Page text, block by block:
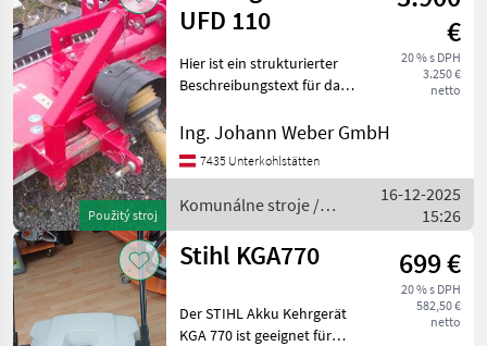
Použitý stroj
UFD 110
€
20 % s DPH
3.250 €
netto
Hier ist ein strukturierter
Beschreibungstext für das
**Produktbeschreibung:
Sonstige Kommunalgerät**
**Marke:** Sonstige
Ing. Johann Weber GmbH
7435 Unterkohlstätten
Komunálne stroje /
Sonstige
16-12-2025
15:26
Stihl KGA770 699 €
20 % s DPH
582,50 €
netto
Der STIHL Akku Kehrgerät
KGA 770 ist geeignet für